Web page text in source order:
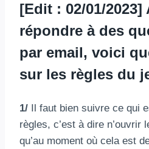
[Edit : 02/01/2023]
répondre à des
par email, voici
sur les règles du
1/
Il faut bien suivre ce qui
règles, c’est à dire n’ouvrir
qu’au moment où cela est